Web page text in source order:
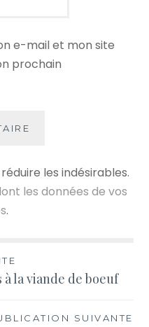
e-mail et mon site
prochain
les indésirables.
les données de vos
.
la viande de boeuf
SUIVANTE